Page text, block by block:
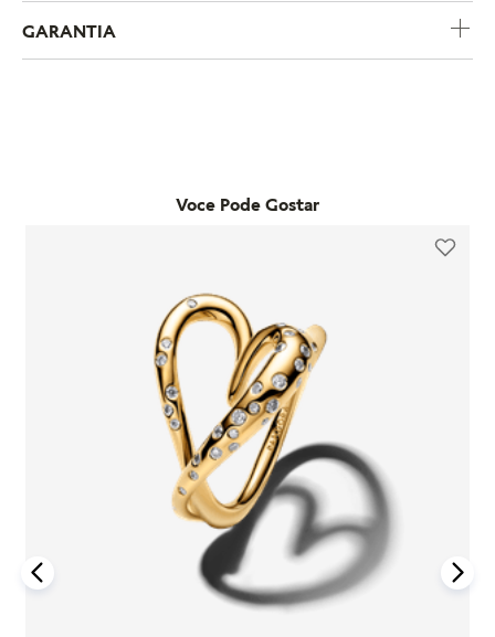
COMPRE POR CATEGORIA
Nossos Best Sellers